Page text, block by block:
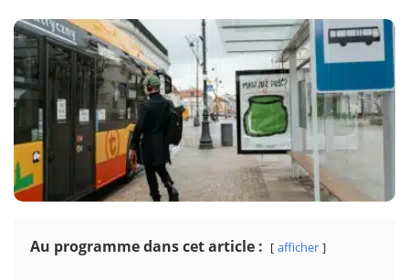
Au programme dans cet article : afficher